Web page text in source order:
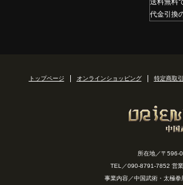
送料無料
代金引換
トップページ オンラインショッピング 特定商取
所在地／〒
TEL／090-8791-7852 営
事業内容／中国武術・太極